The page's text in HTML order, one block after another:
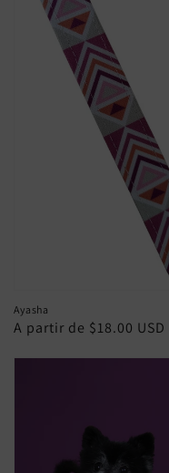
Ayasha
Preço
A partir de $18.00 USD